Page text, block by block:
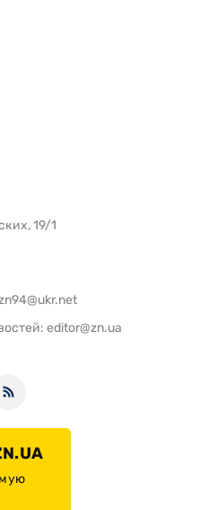
19/1
editor@zn.ua